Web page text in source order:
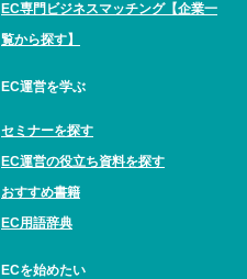
EC専門ビジネスマッチング【企業一
覧から探す】
EC運営を学ぶ
セミナーを探す
EC運営の役立ち資料を探す
おすすめ書籍
EC用語辞典
ECを始めたい